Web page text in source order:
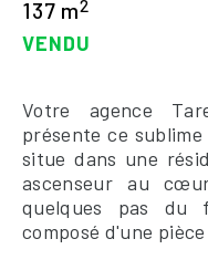
137 m2
VENDU
Votre agence
présente ce
situe dans une
ascenseur au
quelques pas du
composé d'une